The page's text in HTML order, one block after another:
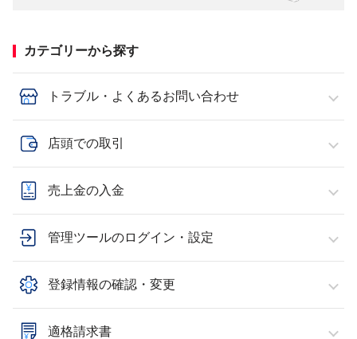
カテゴリーから探す
トラブル・よくあるお問い合わせ
店頭での取引
売上金の入金
管理ツールのログイン・設定
登録情報の確認・変更
適格請求書